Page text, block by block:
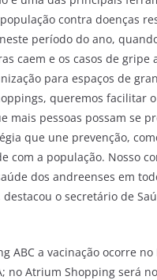
contra doenças
período do ano,
caem e os casos de gripe
para espaços de
queremos facilitar o
mais pessoas possam se
que une prevenção,
com a população. Nosso
dos andreenses em
destacou o secretário de
ABC a vacinação ocorre no
no Atrium Shopping será